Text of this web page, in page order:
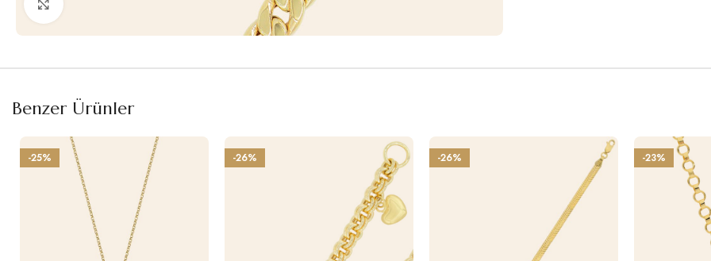
Benzer Ürünler
-25% -26% -26% -23%